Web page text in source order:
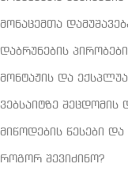
მონაცემთა
დაბრუნების პირობები
მონტაჟის და
ვებსაიტზე შეცდომის
მიწოდების წესები და
როგორ შევიძინო?